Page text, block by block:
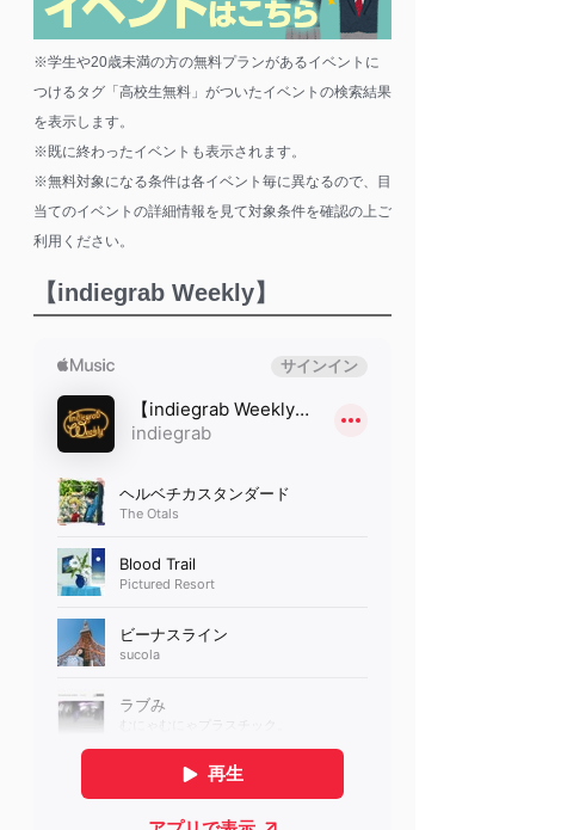
※学生や20歳未満の方の無料プランがあるイベントに
つけるタグ「高校生無料」がついたイベントの検索結果
を表示します。
※既に終わったイベントも表示されます。
※無料対象になる条件は各イベント毎に異なるので、目
当てのイベントの詳細情報を見て対象条件を確認の上ご
利用ください。
【indiegrab Weekly】